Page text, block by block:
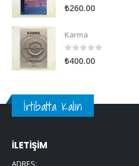
0 out of 5
₺260.00
Karma
0 out of 5
₺400.00
İrtibatta Kalın
İLETİŞİM
ADRES: